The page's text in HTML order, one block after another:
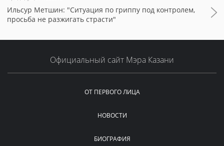
Ильсур Метшин: "Ситуация по гриппу под контролем,
просьба не разжигать страсти"
Официальный сайт Мэра Казани
ОТ ПЕРВОГО ЛИЦА
НОВОСТИ
БИОГРАФИЯ